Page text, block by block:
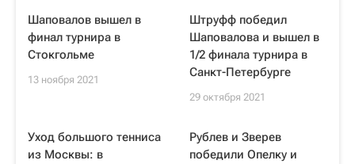
Шаповалов вышел в
финал турнира в
Стокгольме
13 ноября 2021
Штруфф победил
Шаповалова и вышел в
1/2 финала турнира в
Санкт-Петербурге
29 октября 2021
Уход большого тенниса
из Москвы: в
Рублев и Зверев
победили Опелку и